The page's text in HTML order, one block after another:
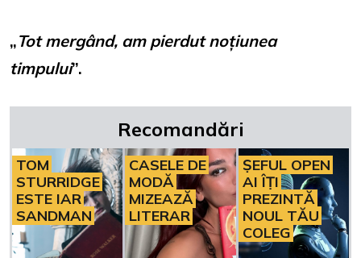
„Tot mergând, am pierdut noțiunea
timpului”.
Recomandări
TOM
STURRIDGE
ESTE IAR
SANDMAN
CASELE DE
MODĂ
MIZEAZĂ
LITERAR
ȘEFUL OPEN
AI ÎȚI
PREZINTĂ
NOUL TĂU
COLEG